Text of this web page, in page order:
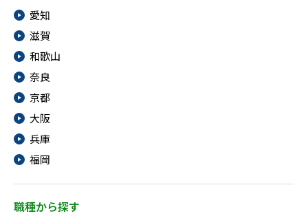
愛知
滋賀
和歌山
奈良
京都
大阪
兵庫
福岡
職種から探す